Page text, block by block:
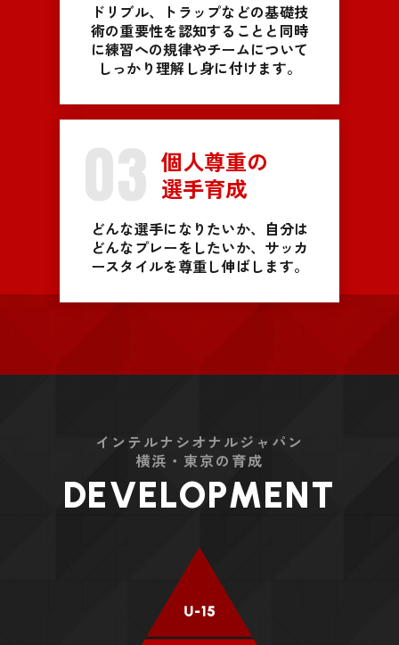
ドリブル、トラップなどの基礎技
術の重要性を認知することと同時
に練習への規律やチームについて
しっかり理解し身に付けます。
03 個人尊重の
選手育成
どんな選手になりたいか、自分は
どんなプレーをしたいか、サッカ
ースタイルを尊重し伸ばします。
インテルナシオナルジャパン
横浜・東京の育成
DEVELOPMENT